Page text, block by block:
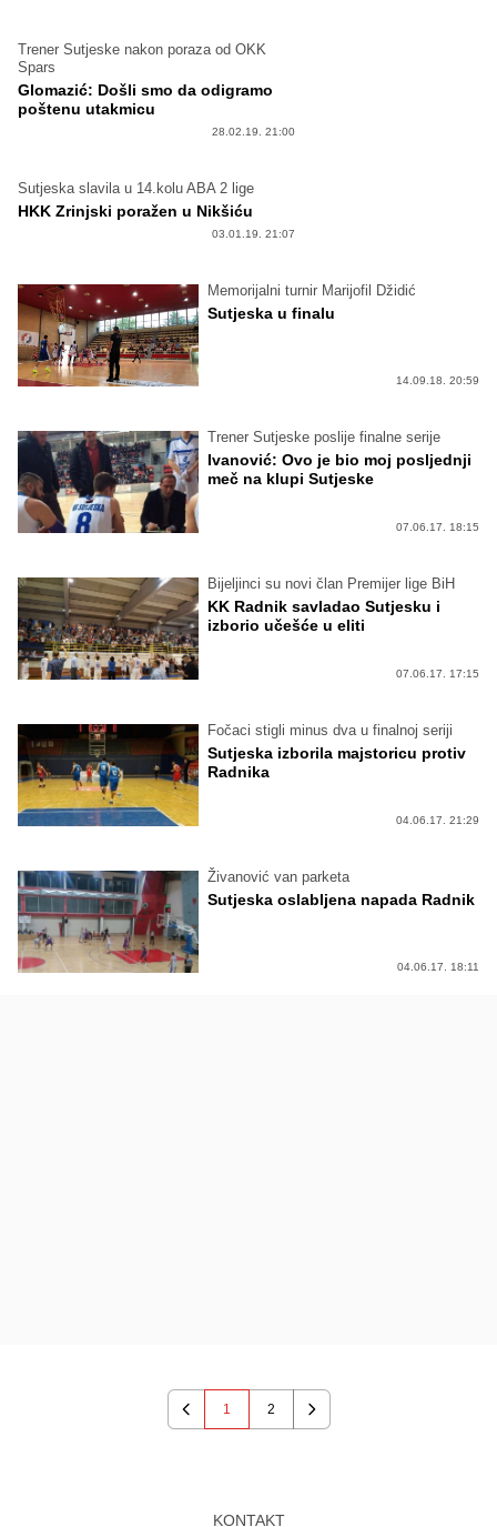
Trener Sutjeske nakon poraza od OKK
Spars
Glomazić: Došli smo da odigramo
poštenu utakmicu
28.02.19. 21:00
Sutjeska slavila u 14.kolu ABA 2 lige
HKK Zrinjski poražen u Nikšiću
03.01.19. 21:07
Memorijalni turnir Marijofil Džidić
Sutjeska u finalu
14.09.18. 20:59
Trener Sutjeske poslije finalne serije
Ivanović: Ovo je bio moj posljednji
meč na klupi Sutjeske
07.06.17. 18:15
Bijeljinci su novi član Premijer lige BiH
KK Radnik savladao Sutjesku i
izborio učešće u eliti
07.06.17. 17:15
Fočaci stigli minus dva u finalnoj seriji
Sutjeska izborila majstoricu protiv
Radnika
04.06.17. 21:29
Živanović van parketa
Sutjeska oslabljena napada Radnik
04.06.17. 18:11
Previous
1 2
Next
KONTAKT